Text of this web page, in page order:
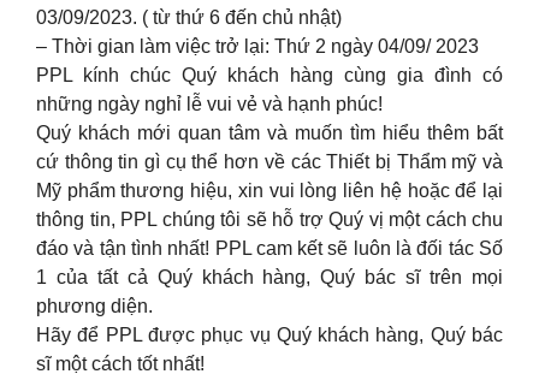
03/09/2023. ( từ thứ 6 đến chủ nhật)
– Thời gian làm việc trở lại: Thứ 2 ngày 04/09/ 2023
PPL kính chúc Quý khách hàng cùng gia đình có
những ngày nghỉ lễ vui vẻ và hạnh phúc!
Quý khách mới quan tâm và muốn tìm hiểu thêm bất
cứ thông tin gì cụ thể hơn về các Thiết bị Thẩm mỹ và
Mỹ phẩm thương hiệu, xin vui lòng liên hệ hoặc để lại
thông tin, PPL chúng tôi sẽ hỗ trợ Quý vị một cách chu
đáo và tận tình nhất! PPL cam kết sẽ luôn là đối tác Số
1 của tất cả Quý khách hàng, Quý bác sĩ trên mọi
phương diện.
Hãy để PPL được phục vụ Quý khách hàng, Quý bác
sĩ một cách tốt nhất!